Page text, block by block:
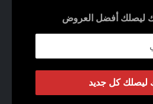
ليصلك أفضل العروض